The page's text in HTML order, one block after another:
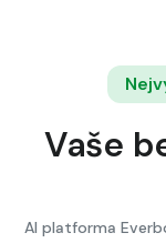
Vaše
AI platforma